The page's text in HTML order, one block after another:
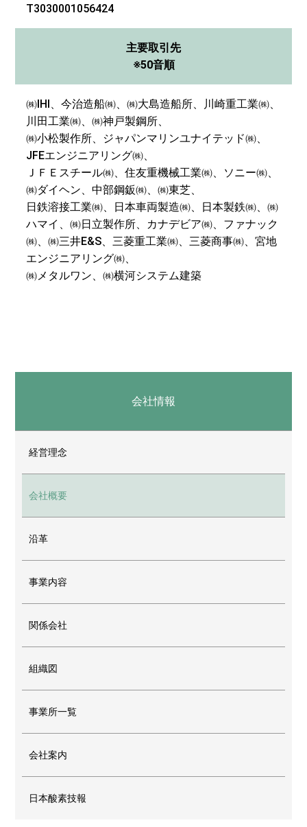
T3030001056424
主要取引先
※50音順
㈱IHI、今治造船㈱、㈱大島造船所、川崎重工業㈱、
川田工業㈱、㈱神戸製鋼所、
㈱小松製作所、ジャパンマリンユナイテッド㈱、
JFEエンジニアリング㈱、
ＪＦＥスチール㈱、住友重機械工業㈱、ソニー㈱、
㈱ダイヘン、中部鋼鈑㈱、㈱東芝、
日鉄溶接工業㈱、日本車両製造㈱、日本製鉄㈱、㈱
ハマイ、㈱日立製作所、カナデビア㈱、ファナック
㈱、㈱三井E&S、三菱重工業㈱、三菱商事㈱、宮地
エンジニアリング㈱、
㈱メタルワン、㈱横河システム建築
会社情報
経営理念
会社概要
沿革
事業内容
関係会社
組織図
事業所一覧
会社案内
日本酸素技報